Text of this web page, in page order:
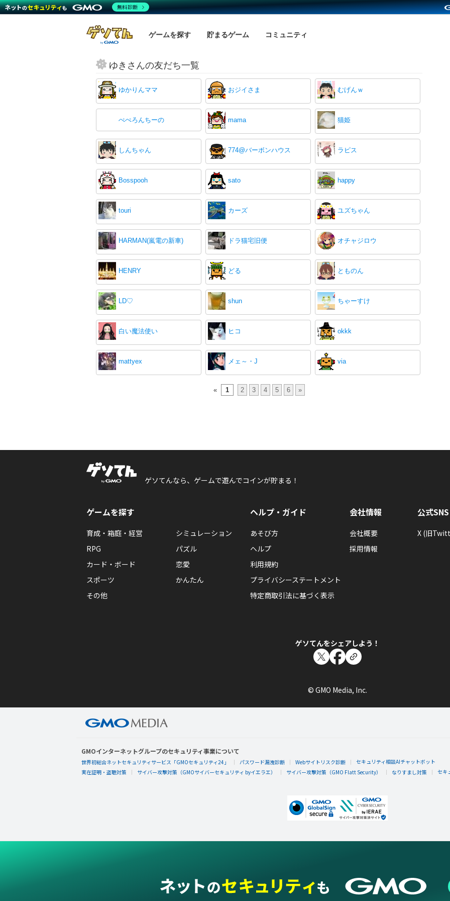
ゲームを探す 貯まるゲーム コミュニティ
ゆきさんの友だち一覧
ゆかりんママ おジイさま むげんｗ
ぺぺろんちーの mama 猫姫
しんちゃん 774@バーボンハウス ラピス
Bosspooh sato happy
touri カーズ ユズちゃん
HARMAN(嵐電の新車) ドラ猫宅旧便 オチャジロウ
HENRY どる とものん
LD♡ shun ちゃーすけ
白い魔法使い ヒコ okkk
mattyex メェ～・J via
« 1 2 3 4 5 6 »
ゲソてんなら、ゲームで遊んでコインが貯まる！
ゲームを探す
育成・箱庭・経営
シミュレーション
RPG
パズル
カード・ボード
恋愛
スポーツ
かんたん
その他
ヘルプ・ガイド
あそび方
ヘルプ
利用規約
プライバシーステートメント
特定商取引法に基づく表示
会社情報
会社概要
採用情報
公式SNS
X (旧
ゲソてんをシェアしよう！
© GMO Media, Inc.
GMOインターネットグループのセキュリティ事業について
世界初総合ネットセキュリティサービス「GMOセキュリティ24」 パスワード漏洩診断 Webサイトリスク診断
セキュリティ相談AIチャットボット
実在証明・盗聴対策
サイバー攻撃対策（GMOサイバーセキュリティ byイエラエ） サイバー攻撃対策（GMO Flatt Security） なりすまし対策 セキ
無料診断